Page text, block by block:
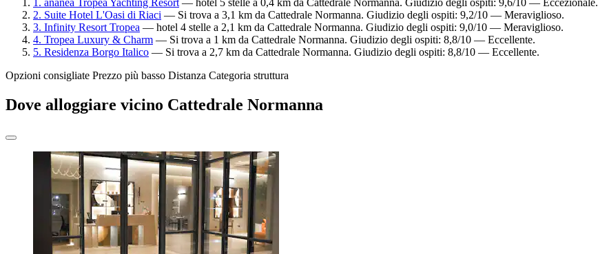
1. ananea Tropea Yachting Resort — hotel 5 stelle a 0,4 km da Cattedrale Normanna. Giudizio degli ospiti: 9,6/10 — Eccezionale.
2. Suite Hotel L'Oasi di Riaci — Si trova a 3,1 km da Cattedrale Normanna. Giudizio degli ospiti: 9,2/10 — Meraviglioso.
3. Infinity Resort Tropea — hotel 4 stelle a 2,1 km da Cattedrale Normanna. Giudizio degli ospiti: 9,0/10 — Meraviglioso.
4. Tropea Luxury & Charm — Si trova a 1 km da Cattedrale Normanna. Giudizio degli ospiti: 8,8/10 — Eccellente.
5. Residenza Borgo Italico — Si trova a 2,7 km da Cattedrale Normanna. Giudizio degli ospiti: 8,8/10 — Eccellente.
Opzioni consigliate Prezzo più basso Distanza Categoria struttura
Dove alloggiare vicino Cattedrale Normanna